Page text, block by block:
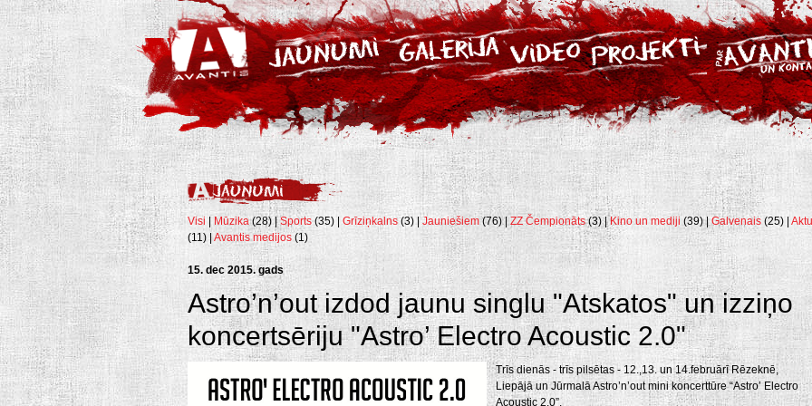
Visi Mūzika(28) |Sports(35) | Grīziņkalns(3) |Jauniešiem(76) |ZZ Čempionāts(3) |Kino un mediji (39) |Galvenais (25) |
(11) | Avantis medijos (1)
15. dec 2015. gads
Astro’n’out izdod jaunu singlu "Atskatos" un izziņo
koncertsēriju "Astro’ Electro Acoustic 2.0"
Trīs dienās - trīs pilsētas - 12.,13. un 14.februārī Rēzeknē,
Liepājā un Jūrmalā Astro’n’out mini koncerttūre “Astro’ Electro
Acoustic 2.0”.